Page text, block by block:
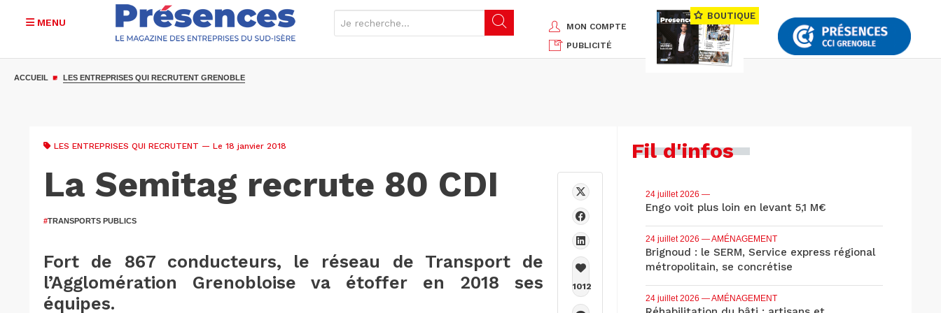
MENU
MON COMPTE
PUBLICITÉ
BOUTIQUE
ACCUEIL LES ENTREPRISES QUI RECRUTENT GRENOBLE
LES ENTREPRISES QUI RECRUTENT — Le 18 janvier 2018
La Semitag recrute 80 CDI
#TRANSPORTS PUBLICS
Fort de 867 conducteurs, le réseau de Transport de
l’Agglomération Grenobloise va étoffer en 2018 ses
équipes.
1012
Fil d'infos
24 juillet 2026 —
Engo voit plus loin en levant 5,1 M€
24 juillet 2026 — AMÉNAGEMENT
Brignoud : le SERM, Service express régional
métropolitain, se concrétise
24 juillet 2026 — AMÉNAGEMENT